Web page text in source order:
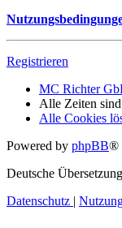
Registrieren
MC Richter
Alle Zeiten sind
Alle Cookies
Powered by phpBB®
Deutsche
Datenschutz |